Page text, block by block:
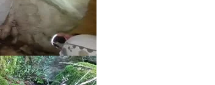
КРВОДАРИТЕЛСТВО
ИНФОРМАЦИИ ЗА БОЛЕСТИ
МЕНАЏМЕНТ НА ВОЛОНТЕРИ